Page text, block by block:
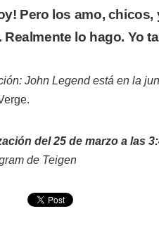
Pero los amo,
Realmente lo hago. Yo
John Legend está en la
del 25 de marzo a las
de Teigen